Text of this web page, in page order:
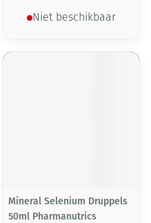
Niet beschikbaar
Mineral Selenium Druppels
50ml Pharmanutrics